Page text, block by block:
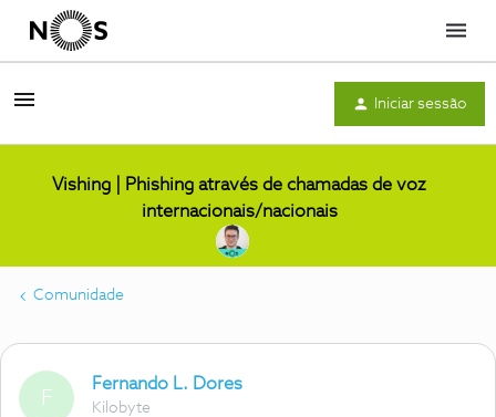
Menu
Iniciar sessão
Vishing | Phishing através de chamadas de voz
internacionais/nacionais
Comunidade
F
Fernando L. Dores
Kilobyte